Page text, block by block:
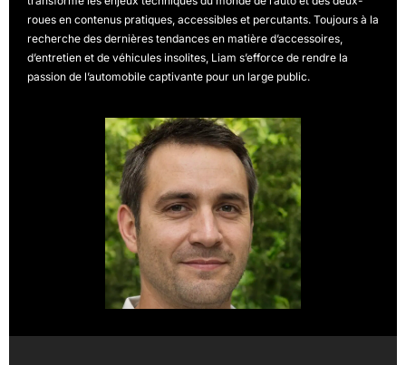
roues en contenus pratiques, accessibles et percutants. Toujours à la
recherche des dernières tendances en matière d’accessoires,
d’entretien et de véhicules insolites, Liam s’efforce de rendre la
passion de l’automobile captivante pour un large public.